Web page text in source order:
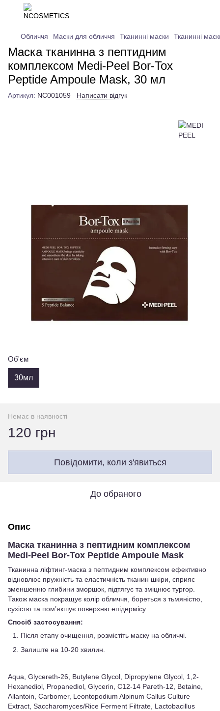
Обличчя Маски для обличчя Тканинні маски Тканинні
Маска тканинна з пептидним
комплексом Medi-Peel Bor-Tox
Peptide Ampoule Mask, 30 мл
Артикул: NC001059 Написати відгук
Об'єм
30мл
Немає в наявності
120 грн
Повідомити, коли з'явиться
До обраного
Опис
Маска тканинна з пептидним комплексом
Medi-Peel Bor-Tox Peptide Ampoule Mask
Тканинна ліфтинг-маска з пептидним комплексом ефективно
відновлює пружність та еластичність тканин шкіри, сприяє
зменшенню глибини зморшок, підтягує та зміцнює тургор.
Також маска покращує колір обличчя, бореться з тьмяністю,
сухістю та пом’якшує поверхню епідермісу.
Спосіб застосування:
Після етапу очищення, розмістіть маску на обличчі.
Залиште на 10-20 хвилин.
Aqua, Glycereth-26, Butylene Glycol, Dipropylene Glycol, 1,2-
Hexanediol, Propanediol, Glycerin, C12-14 Pareth-12, Betaine,
Allantoin, Carbomer, Leontopodium Alpinum Callus Culture
Extract, Saccharomyces/Rice Ferment Filtrate, Lactobacillus